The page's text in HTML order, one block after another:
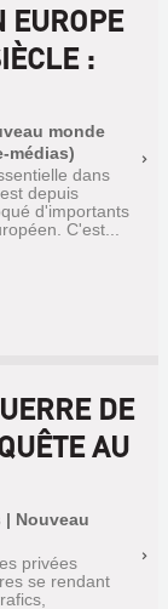
EUROPE
:
monde
médias)
dans
depuis
d'importants
C'est...
DE
AU
| Nouveau
privées
se rendant